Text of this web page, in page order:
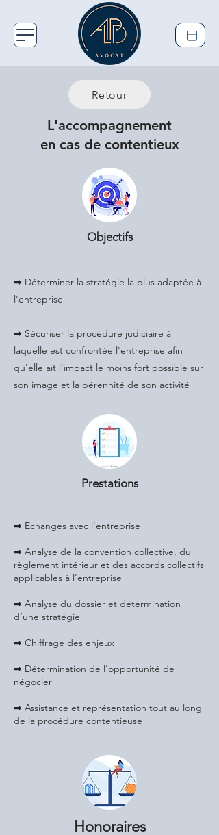
Retour
L'accompagnement
en cas de contentieux
Objectifs
➡ Déterminer la stratégie la plus adaptée à
l'entreprise
➡ Sécuriser la procédure judiciaire à
laquelle est confrontée l'entreprise afin
qu'elle ait l'impact le moins fort possible sur
son image et la pérennité de son activité
Prestations
➡ Echanges avec l'entreprise
➡ Analyse de la convention collective, du
règlement intérieur et des accords collectifs
applicables à l'entreprise
➡ Analyse du dossier et détermination
d’une stratégie
➡ Chiffrage des enjeux
➡ Détermination de l’opportunité de
négocier
➡ Assistance et représentation tout au long
de la procédure contentieuse
Honoraires